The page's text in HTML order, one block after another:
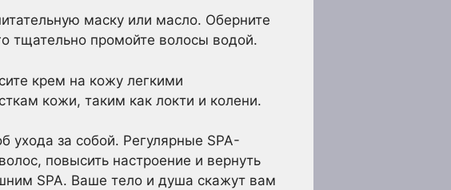
маску или масло. Оберните
тщательно промойте волосы водой.
крем на кожу легкими
кожи, таким как локти и колени.
ухода за собой. Регулярные SPA-
повысить настроение и вернуть
SPA. Ваше тело и душа скажут вам